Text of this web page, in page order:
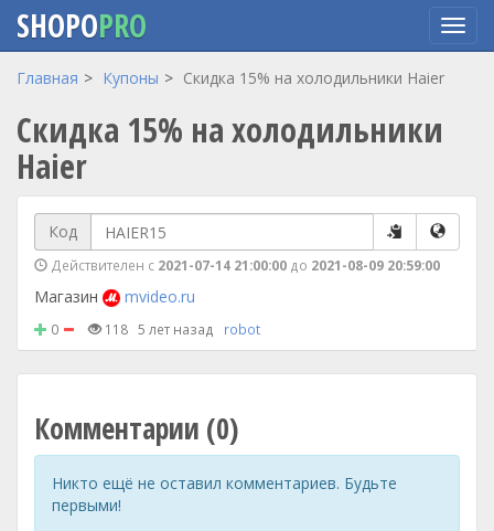
Перейти
основному
содержанию
SHOPOPRO
Главная Купоны Скидка 15% на холодильники Haier
Скидка 15% на холодильники
Haier
Код
Действителен с 2021-07-14 21:00:00 до 2021-08-09 20:59:00
Магазин mvideo.ru
0 118 5 лет назад robot
Комментарии (0)
Никто ещё не оставил комментариев. Будьте
первыми!